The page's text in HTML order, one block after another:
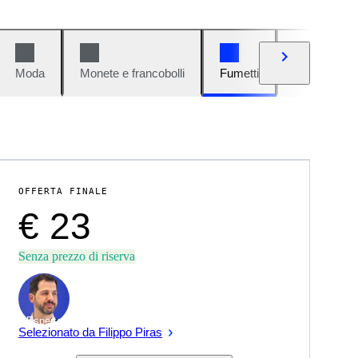
Moda Monete e francobolli Fumetti
OFFERTA FINALE
€ 23
Senza prezzo di riserva
Esperto
Selezionato da Filippo Piras